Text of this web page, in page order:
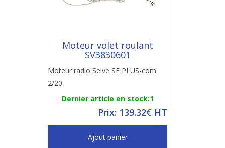
Moteur volet roulant
SV3830601
Moteur radio Selve SE PLUS-com
2/20
Dernier article en stock:1
Prix: 139.32€ HT
Ajout panier